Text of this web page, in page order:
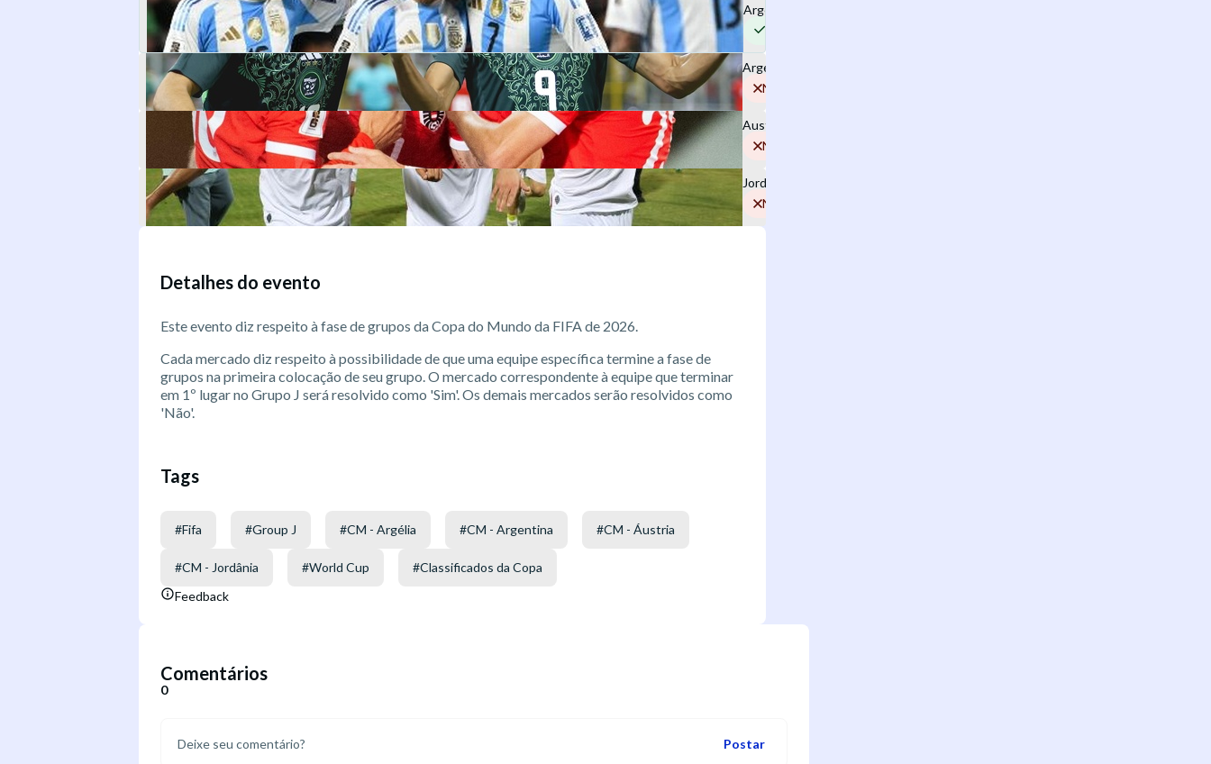
Argentina
Argélia
Não
Austria
Não
Jordania
Não
Detalhes do evento
Este evento diz respeito à fase de grupos da Copa do Mundo da FIFA de 2026.
Cada mercado diz respeito à possibilidade de que uma equipe específica termine a fase de
grupos na primeira colocação de seu grupo. O mercado correspondente à equipe que terminar
em 1º lugar no Grupo J será resolvido como 'Sim'. Os demais mercados serão resolvidos como
'Não'.
Tags
#Fifa #Group J #CM - Argélia #CM - Argentina #CM - Áustria
#CM - Jordânia #World Cup #Classificados da Copa
Feedback
Comentários
0
Postar